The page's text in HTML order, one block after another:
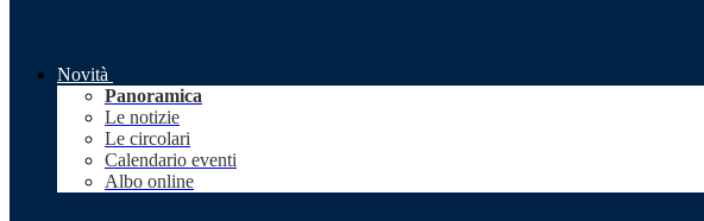
Novità
Panoramica
Le notizie
Le circolari
Calendario eventi
Albo online